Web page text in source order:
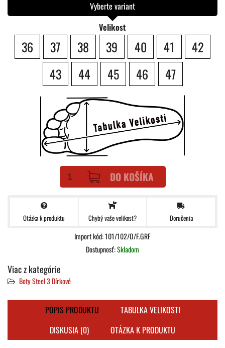
Vyberte variant
Velikost
36 37 38 39 40 41
42
43
44 45 46 47
DO KOŠÍKA
Otázka k produktu Chybý vaše velikost? Doručenia
Import kód: 101/102/O/F.GRF
Dostupnosť:Skladom
Viac z kategórie
Boty Steel 3 Dírkové
POPIS PRODUKTU
TABULKA VELIKOSTI
DISKUSIA (0)
OTÁZKA K PRODUKTU